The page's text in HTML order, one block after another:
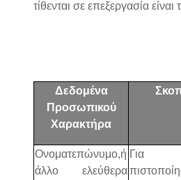
τίθενται σε επεξεργασία
Δεδομένα
Προσωπικού
Χαρακτήρα
Ονοματεπώνυμο,ή
άλλο ελεύθερα
Για